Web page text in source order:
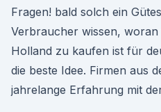
Fragen! bald solch ein
Verbraucher wissen, woran
Holland zu kaufen ist für
die beste Idee. Firmen aus
jahrelange Erfahrung mit